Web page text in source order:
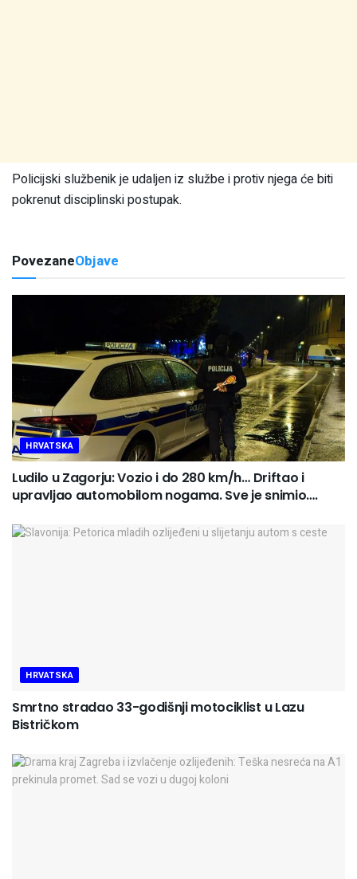
Policijski službenik je udaljen iz službe i protiv njega će biti
pokrenut disciplinski postupak.
PovezaneObjave
HRVATSKA
Ludilo u Zagorju: Vozio i do 280 km/h… Driftao i
upravljao automobilom nogama. Sve je snimio….
HRVATSKA
Smrtno stradao 33-godišnji motociklist u Lazu
Bistričkom